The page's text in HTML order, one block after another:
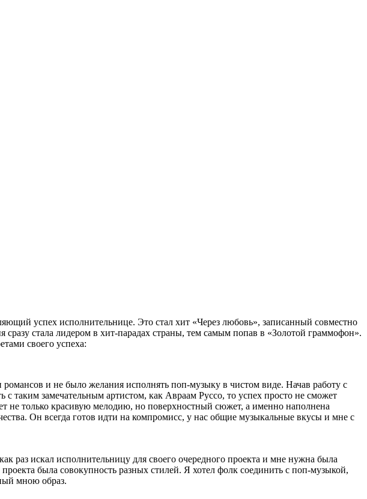
успех исполнительнице. Это стал хит «Через любовь», записанный совместно
стала лидером в хит-парадах страны, тем самым попав в «Золотой граммофон».
своего успеха:
и не было желания исполнять поп-музыку в чистом виде. Начав работу с
таким замечательным артистом, как Авраам Руссо, то успех просто не сможет
не только красивую мелодию, но поверхностный сюжет, а именно наполнена
Он всегда готов идти на компромисс, у нас общие музыкальные вкусы и мне с
раз искал исполнительницу для своего очередного проекта и мне нужна была
была совокупность разных стилей. Я хотел фолк соединить с поп-музыкой,
мною образ.